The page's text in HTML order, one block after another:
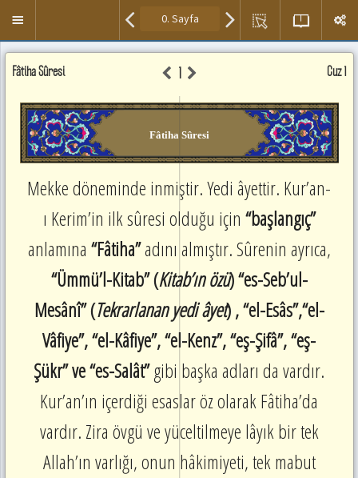
Kısayol
tuşları
Ayet
Sesini
/
Duraklat
:
space
Sonraki
Sayfaya
Git
SağOk
Önceki
SolOk
Ayete
Önceki
Git
ctrl+SolOk
Menuyü
Kur'an
,Meal
Tefsir
Okuma
Alanı.
Seslendirmek
ayetin
Meal
Fâtiha Sûresi 1 Cüz 1
Fâtiha Sûresi
Mekke döneminde inmiştir. Yedi âyettir. Kur’an-
ı Kerim’in ilk sûresi olduğu için “başlangıç”
anlamına “Fâtiha”adını almıştır. Sûrenin ayrıca,
“Ümmü’l-Kitab” (Kitab’ın özü) “es-Seb’ul-
Mesânî” (Tekrarlanan yedi âyet) , “el-Esâs”,“el-
Vâfiye”, “el-Kâfiye”, “el-Kenz”, “eş-Şifâ”, “eş-
Şükr” ve “es-Salât”gibi başka adları da vardır.
Kur’an’ın içerdiği esaslar öz olarak Fâtiha’da
vardır. Zira övgü ve yüceltilmeye lâyık bir tek
Allah’ın varlığı, onun hâkimiyeti, tek mabut
Meal